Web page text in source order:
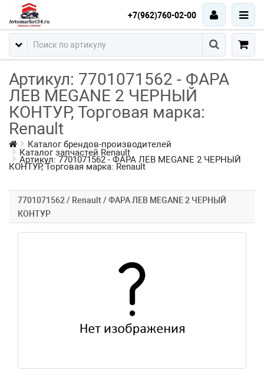
+7(962)760-02-00
Артикул: 7701071562 - ФАРА
ЛЕВ MEGANE 2 ЧЕРНЫЙ
КОНТУР, Торговая марка:
Renault
Каталог брендов-производителей
Каталог запчастей Renault
Артикул: 7701071562 - ФАРА ЛЕВ MEGANE 2 ЧЕРНЫЙ
КОНТУР, Торговая марка: Renault
7701071562 / Renault / ФАРА ЛЕВ MEGANE 2 ЧЕРНЫЙ
КОНТУР